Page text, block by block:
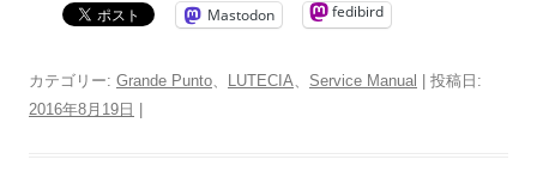
Mastodon fedibird
カテゴリー: Grande Punto LUTECIA Service Manual | 投稿日:
2016年8月19日 |